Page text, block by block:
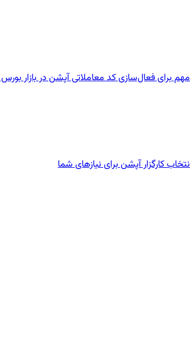
برای فعال‌سازی کد معاملاتی آپشن در بازار بورس
کارگزار آپشن برای نیازهای شما